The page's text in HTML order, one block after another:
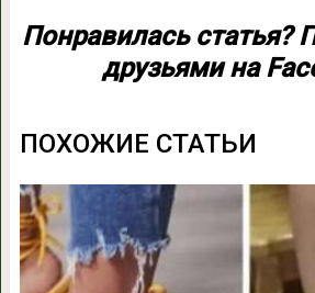
Понравилась статья?
друзьями на
ПОХОЖИЕ СТАТЬИ